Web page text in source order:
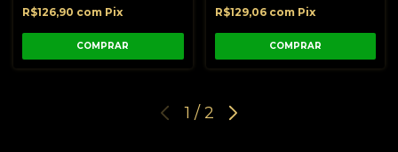
R$126,90 com Pix
COMPRAR
R$129,06 com Pix
COMPRAR
1 / 2